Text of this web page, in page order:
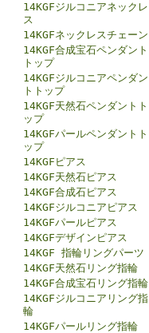
14KGFジルコニアネックレ
ス
14KGFネックレスチェーン
14KGF合成宝石ペンダント
トップ
14KGFジルコニアペンダン
トトップ
14KGF天然石ペンダントト
ップ
14KGFパールペンダントト
ップ
14KGFピアス
14KGF天然石ピアス
14KGF合成石ピアス
14KGFジルコニアピアス
14KGFパールピアス
14KGFデザインピアス
14KGF 指輪リングパーツ
14KGF天然石リング指輪
14KGF合成宝石リング指輪
14KGFジルコニアリング指
輪
14KGFパールリング指輪